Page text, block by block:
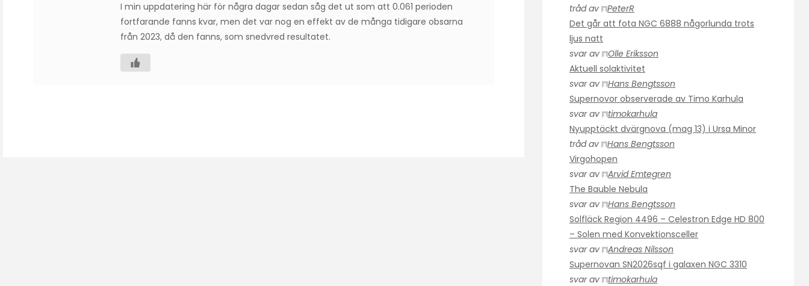
I min uppdatering här för några dagar sedan såg det ut som att 0.061 perioden
fortfarande fanns kvar, men det var nog en effekt av de många tidigare obsarna
från 2023, då den fanns, som snedvred resultatet.
tråd av
PeterR
Det går att fota NGC 6888 någorlunda trots
ljus natt
svar av
Olle Eriksson
Aktuell solaktivitet
svar av
Hans Bengtsson
Supernovor observerade av Timo Karhula
svar av
timokarhula
Nyupptäckt dvärgnova (mag 13) i Ursa Minor
tråd av
Hans Bengtsson
Virgohopen
svar av
Arvid Emtegren
The Bauble Nebula
svar av
Hans Bengtsson
Solfläck Region 4496 – Celestron Edge HD 800
– Solen med Konvektionsceller
svar av
Andreas Nilsson
Supernovan SN2026sqf i galaxen NGC 3310
svar av
timokarhula